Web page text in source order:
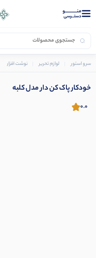
منــــــــــــو
دستــرسی
سرو استور لوازم تحریر نوشت افزار
خودکار پاک کن دار مدل کلبه
0.0